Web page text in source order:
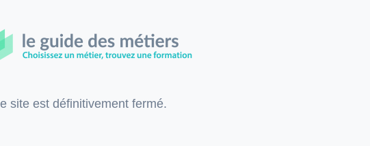
site est définitivement fermé.